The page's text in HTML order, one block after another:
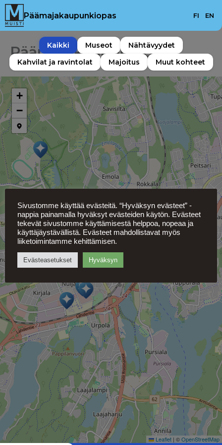
Päämajakaupunkiopas FI EN
Skip
content
Päämajakaupunkiopas
Kaikki Museot
Nähtävyydet
Kahvilat ja ravintolat
Majoitus Muut kohteet
Sivustomme käyttää evästeitä. “Hyväksyn evästeet” -
nappia painamalla hyväksyt evästeiden käytön. Evästeet
tekevät sivustomme käyttämisestä helppoa, nopeaa ja
käyttäjäystävällistä. Evästeet mahdollistavat myös
liiketoimintamme kehittämisen.
Evästeasetukset Hyväksyn
+
−
Leaflet | ©OpenStreetMap